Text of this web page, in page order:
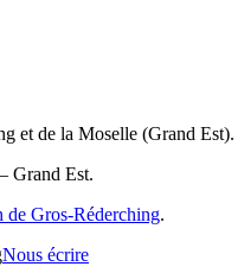
et de la Moselle (Grand Est).
Grand Est.
de Gros-Réderching.
Nous écrire